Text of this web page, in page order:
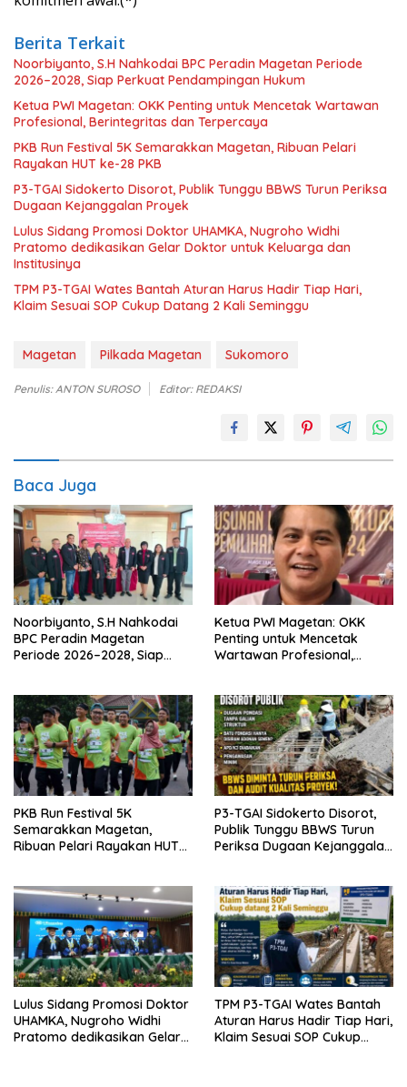
Berita Terkait
Noorbiyanto, S.H Nahkodai BPC Peradin Magetan Periode
2026–2028, Siap Perkuat Pendampingan Hukum
Ketua PWI Magetan: OKK Penting untuk Mencetak Wartawan
Profesional, Berintegritas dan Terpercaya
PKB Run Festival 5K Semarakkan Magetan, Ribuan Pelari
Rayakan HUT ke-28 PKB
P3-TGAI Sidokerto Disorot, Publik Tunggu BBWS Turun Periksa
Dugaan Kejanggalan Proyek
Lulus Sidang Promosi Doktor UHAMKA, Nugroho Widhi
Pratomo dedikasikan Gelar Doktor untuk Keluarga dan
Institusinya
TPM P3-TGAI Wates Bantah Aturan Harus Hadir Tiap Hari,
Klaim Sesuai SOP Cukup Datang 2 Kali Seminggu
Magetan Pilkada Magetan Sukomoro
Penulis: ANTON SUROSO Editor: REDAKSI
Baca Juga
Noorbiyanto, S.H Nahkodai
BPC Peradin Magetan
Periode 2026–2028, Siap
Ketua PWI Magetan: OKK
Penting untuk Mencetak
Wartawan Profesional,
PKB Run Festival 5K
Semarakkan Magetan,
Ribuan Pelari Rayakan HUT
P3-TGAI Sidokerto Disorot,
Publik Tunggu BBWS Turun
Periksa Dugaan Kejanggalan
Lulus Sidang Promosi Doktor
UHAMKA, Nugroho Widhi
Pratomo dedikasikan Gelar
TPM P3-TGAI Wates Bantah
Aturan Harus Hadir Tiap Hari,
Klaim Sesuai SOP Cukup